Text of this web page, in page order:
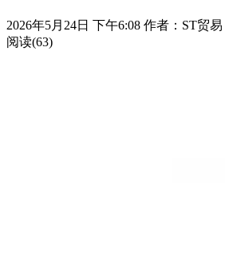
2026年5月24日 下午6:08 作者：ST贸易
阅读(63)